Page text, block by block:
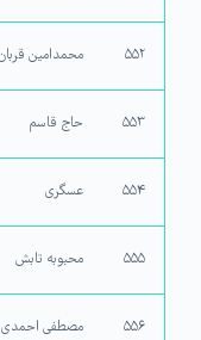
۵۵۲ محمدامین قربان
۵۵۳ حاج قاسم
۵۵۴ عسگری
۵۵۵ محبوبه تابش
۵۵۶ مصطفی